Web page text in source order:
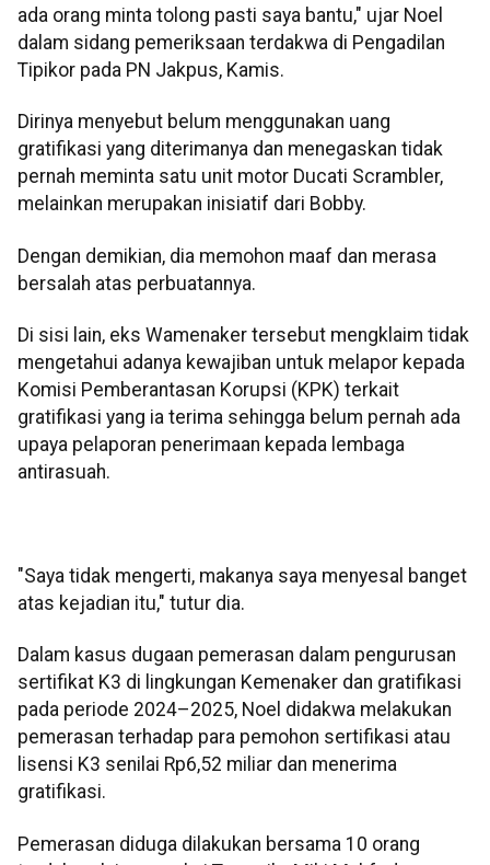
ada orang minta tolong pasti saya bantu," ujar Noel
dalam sidang pemeriksaan terdakwa di Pengadilan
Tipikor pada PN Jakpus, Kamis.
Dirinya menyebut belum menggunakan uang
gratifikasi yang diterimanya dan menegaskan tidak
pernah meminta satu unit motor Ducati Scrambler,
melainkan merupakan inisiatif dari Bobby.
Dengan demikian, dia memohon maaf dan merasa
bersalah atas perbuatannya.
Di sisi lain, eks Wamenaker tersebut mengklaim tidak
mengetahui adanya kewajiban untuk melapor kepada
Komisi Pemberantasan Korupsi (KPK) terkait
gratifikasi yang ia terima sehingga belum pernah ada
upaya pelaporan penerimaan kepada lembaga
antirasuah.
"Saya tidak mengerti, makanya saya menyesal banget
atas kejadian itu," tutur dia.
Dalam kasus dugaan pemerasan dalam pengurusan
sertifikat K3 di lingkungan Kemenaker dan gratifikasi
pada periode 2024–2025, Noel didakwa melakukan
pemerasan terhadap para pemohon sertifikasi atau
lisensi K3 senilai Rp6,52 miliar dan menerima
gratifikasi.
Pemerasan diduga dilakukan bersama 10 orang